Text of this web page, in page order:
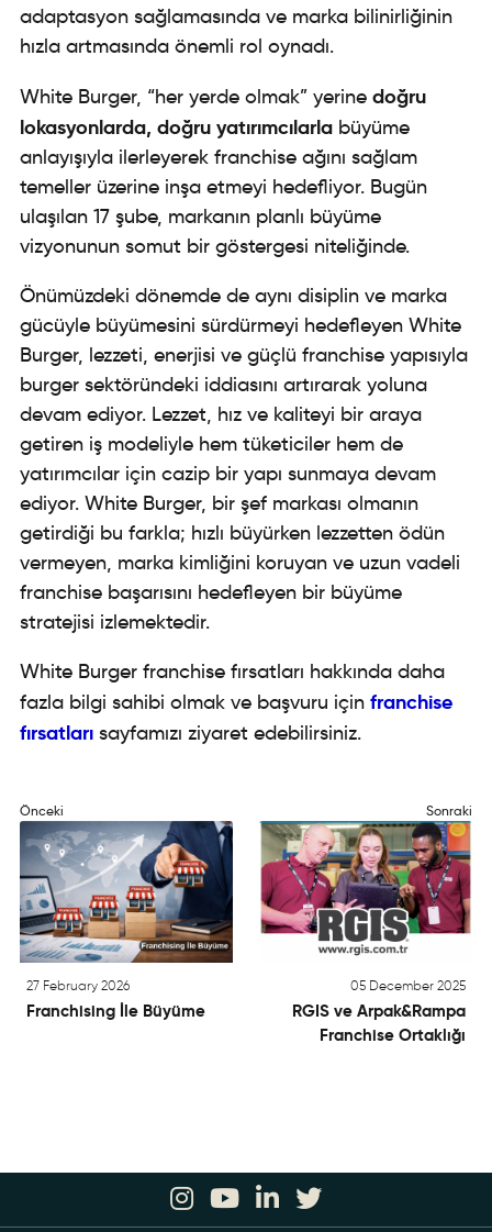
adaptasyon sağlamasında ve marka bilinirliğinin
hızla artmasında önemli rol oynadı.
White Burger, “her yerde olmak” yerine doğru
lokasyonlarda, doğru yatırımcılarla büyüme
anlayışıyla ilerleyerek franchise ağını sağlam
temeller üzerine inşa etmeyi hedefliyor. Bugün
ulaşılan 17 şube, markanın planlı büyüme
vizyonunun somut bir göstergesi niteliğinde.
Önümüzdeki dönemde de aynı disiplin ve marka
gücüyle büyümesini sürdürmeyi hedefleyen White
Burger, lezzeti, enerjisi ve güçlü franchise yapısıyla
burger sektöründeki iddiasını artırarak yoluna
devam ediyor. Lezzet, hız ve kaliteyi bir araya
getiren iş modeliyle hem tüketiciler hem de
yatırımcılar için cazip bir yapı sunmaya devam
ediyor. White Burger, bir şef markası olmanın
getirdiği bu farkla; hızlı büyürken lezzetten ödün
vermeyen, marka kimliğini koruyan ve uzun vadeli
franchise başarısını hedefleyen bir büyüme
stratejisi izlemektedir.
White Burger franchise fırsatları hakkında daha
fazla bilgi sahibi olmak ve başvuru için franchise
fırsatları sayfamızı ziyaret edebilirsiniz.
Önceki
27 February 2026
Franchising İle Büyüme
Sonraki
05 December 2025
RGIS ve Arpak&Rampa
Franchise Ortaklığı